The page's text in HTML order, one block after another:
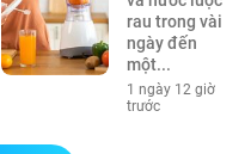
rau trong vài
ngày đến
một...
1 ngày 12 giờ
trước